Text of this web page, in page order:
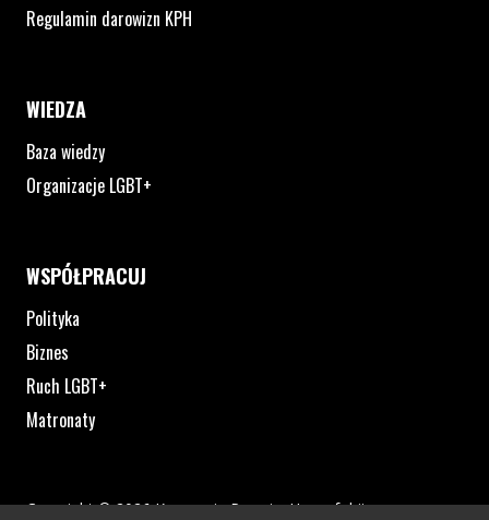
Regulamin darowizn KPH
WIEDZA
Baza wiedzy
Organizacje LGBT+
WSPÓŁPRACUJ
Polityka
Biznes
Ruch LGBT+
Matronaty
Copyright © 2026 Kampania Przeciw Homofobii